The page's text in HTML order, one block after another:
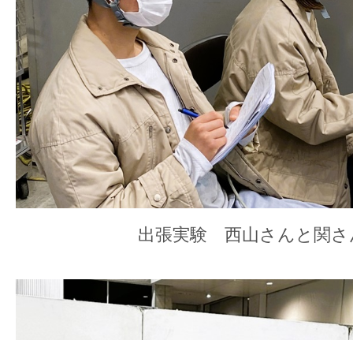
出張実験 西山さんと関さ